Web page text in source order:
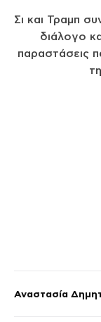
Σι και Τραμπ
διάλογο
παραστάσεις
Αναστασία